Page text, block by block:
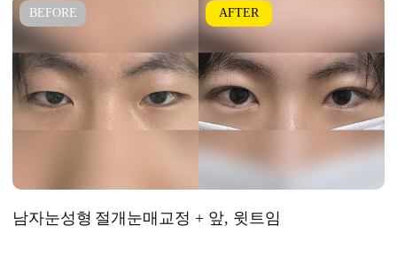
남자눈성형 절개눈매교정 + 앞, 윗트임